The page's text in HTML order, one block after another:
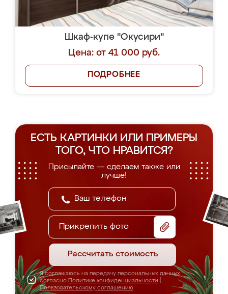
Шкаф-купе "Окусири"
Цена: от 41 000 руб.
ПОДРОБНЕЕ
ЕСТЬ КАРТИНКИ ИЛИ ПРИМЕРЫ
ТОГО, ЧТО НРАВИТСЯ?
Присылайте — сделаем также или
лучше!
Прикрепить фото
Рассчитать стоимость
Я соглашаюсь на передачу персональных данных
согласно Политике конфиденциальности
Пользовательскому соглашению